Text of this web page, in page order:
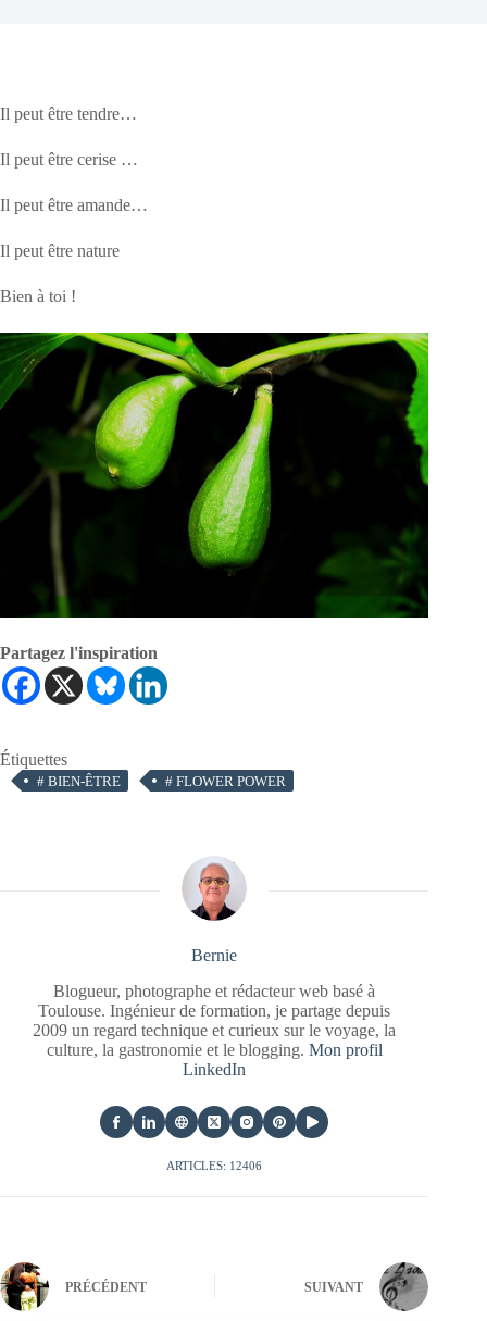
Il peut être tendre…
Il peut être cerise …
Il peut être amande…
Il peut être nature
Bien à toi !
Partagez l'inspiration
Étiquettes
# BIEN-ÊTRE # FLOWER POWER
Bernie
Blogueur, photographe et rédacteur web basé à
Toulouse. Ingénieur de formation, je partage depuis
2009 un regard technique et curieux sur le voyage, la
culture, la gastronomie et le blogging. Mon profil
LinkedIn
ARTICLES: 12406
PRÉCÉDENT SUIVANT